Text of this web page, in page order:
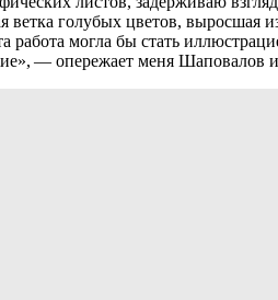
ветка голубых цветов, выросшая
могла бы стать
— опережает меня Шаповалов и